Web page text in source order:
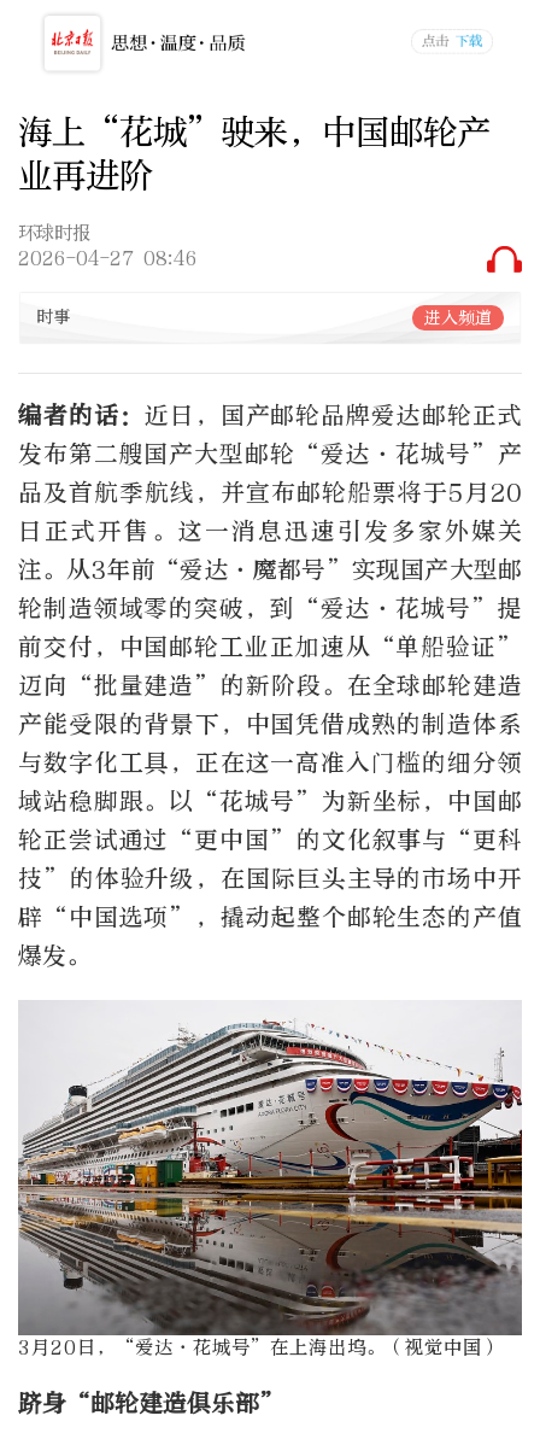
海上“花城”驶来，中国邮轮产
业再进阶
环球时报
2026-04-27 08:46
时事 进入频道
编者的话： 近日，国产邮轮品牌爱达邮轮正式
发布第二艘国产大型邮轮“爱达·花城号”产
品及首航季航线，并宣布邮轮船票将于5月20
日正式开售。这一消息迅速引发多家外媒关
注。从3年前“爱达·魔都号”实现国产大型邮
轮制造领域零的突破，到“爱达·花城号”提
前交付，中国邮轮工业正加速从“单船验证”
迈向“批量建造”的新阶段。在全球邮轮建造
产能受限的背景下，中国凭借成熟的制造体系
与数字化工具，正在这一高准入门槛的细分领
域站稳脚跟。以“花城号”为新坐标，中国邮
轮正尝试通过“更中国”的文化叙事与“更科
技”的体验升级，在国际巨头主导的市场中开
辟“中国选项”，撬动起整个邮轮生态的产值
爆发。
3月20日，“爱达·花城号”在上海出坞。（视觉中国）
跻身“邮轮建造俱乐部”